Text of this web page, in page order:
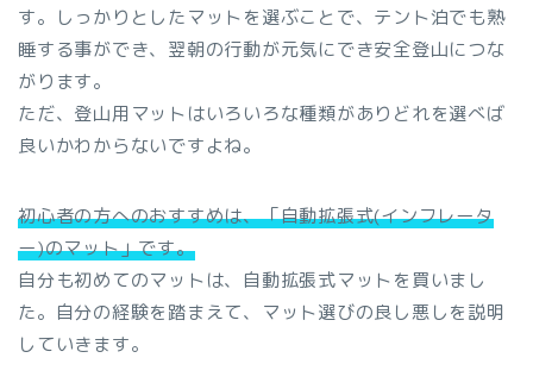
す。しっかりとしたマットを選ぶことで、テント泊でも熟
睡する事ができ、翌朝の行動が元気にでき安全登山につな
がります。
ただ、登山用マットはいろいろな種類がありどれを選べば
良いかわからないですよね。
初心者の方へのおすすめは、「自動拡張式(インフレータ
ー)のマット」です。
自分も初めてのマットは、自動拡張式マットを買いまし
た。自分の経験を踏まえて、マット選びの良し悪しを説明
していきます。